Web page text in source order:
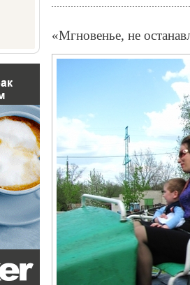
«Мгновенье, не